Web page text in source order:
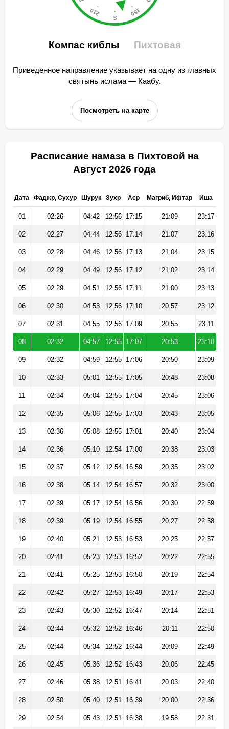
Компас киблы Пихтовая
Приведенное направление указывает на одну из главных
святынь ислама — Каабу.
Посмотреть на карте
Расписание намаза в Пихтовой на
Август 2026 года
Дата Фаджр, Сухур Шурук Зухр Аср Магриб, Ифтар Иша
01 02:26 04:42 12:56 17:15 21:09 23:17
02 02:27 04:44 12:56 17:14 21:07 23:16
03 02:28 04:46 12:56 17:13 21:04 23:15
04 02:29 04:49 12:56 17:12 21:02 23:14
05 02:29 04:51 12:56 17:11 21:00 23:13
06 02:30 04:53 12:56 17:10 20:57 23:12
07 02:31 04:55 12:56 17:09 20:55 23:11
08 02:32 04:57 12:55 17:07 20:53 23:10
09 02:32 04:59 12:55 17:06 20:50 23:09
10 02:33 05:01 12:55 17:05 20:48 23:08
11 02:34 05:04 12:55 17:04 20:45 23:06
12 02:35 05:06 12:55 17:03 20:43 23:05
13 02:36 05:08 12:55 17:01 20:40 23:04
14 02:36 05:10 12:54 17:00 20:38 23:03
15 02:37 05:12 12:54 16:59 20:35 23:02
16 02:38 05:14 12:54 16:57 20:32 23:00
17 02:39 05:17 12:54 16:56 20:30 22:59
18 02:39 05:19 12:54 16:55 20:27 22:58
19 02:40 05:21 12:53 16:53 20:25 22:57
20 02:41 05:23 12:53 16:52 20:22 22:55
21 02:41 05:25 12:53 16:50 20:19 22:54
22 02:42 05:27 12:53 16:49 20:17 22:53
23 02:43 05:30 12:52 16:47 20:14 22:51
24 02:44 05:32 12:52 16:46 20:11 22:50
25 02:44 05:34 12:52 16:44 20:09 22:49
26 02:45 05:36 12:52 16:43 20:06 22:45
27 02:46 05:38 12:51 16:41 20:03 22:40
28 02:50 05:40 12:51 16:39 20:00 22:36
29 02:54 05:43 12:51 16:38 19:58 22:31